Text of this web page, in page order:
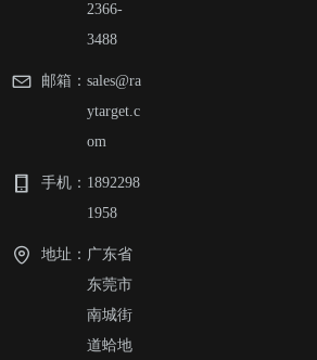
2366-
3488
邮箱： sales@ra
ytarget.c
om
手机： 1892298
1958
地址： 广东省
东莞市
南城街
道蛤地